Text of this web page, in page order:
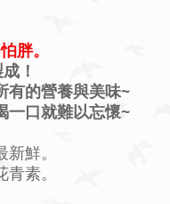
胖。
！
有的營養與美味~
一口就難以忘懷~
鮮。
素。